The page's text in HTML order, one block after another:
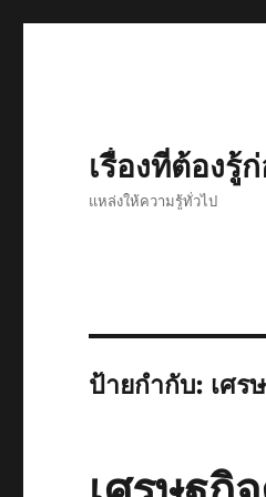
เรื่องที่ต้องรู้
แหล่งให้ความรู้ทั่วไป
ป้ายกำกับ: เศร